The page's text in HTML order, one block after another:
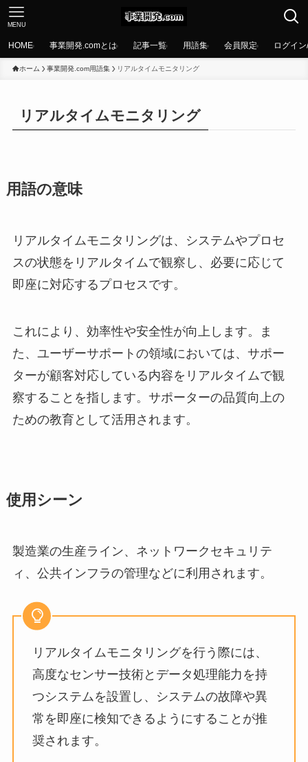
MENU
HOME 事業開発.comとは 記事一覧 用語集 会員限定 ログイ
ホーム 事業開発.com用語集 リアルタイムモニタリング
リアルタイムモニタリング
用語の意味
リアルタイムモニタリングは、システムやプロセ
スの状態をリアルタイムで観察し、必要に応じて
即座に対応するプロセスです。
これにより、効率性や安全性が向上します。ま
た、ユーザーサポートの領域においては、サポー
ターが顧客対応している内容をリアルタイムで観
察することを指します。サポーターの品質向上の
ための教育として活用されます。
使用シーン
製造業の生産ライン、ネットワークセキュリテ
ィ、公共インフラの管理などに利用されます。
リアルタイムモニタリングを行う際には、
高度なセンサー技術とデータ処理能力を持
つシステムを設置し、システムの故障や異
常を即座に検知できるようにすることが推
奨されます。